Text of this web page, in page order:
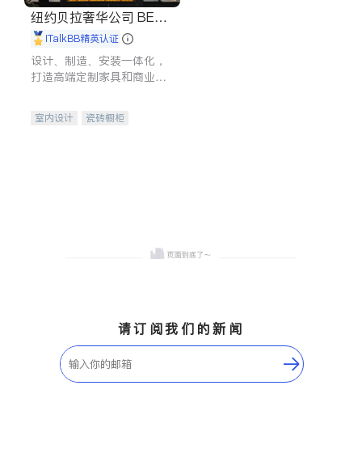
纽约贝拉奢华公司 BELL
A LUXE
iTalkBB精英认证
设计、制造、安装一体化，
打造高端定制家具和商业空
室内设计
瓷砖橱柜
请订阅我们的新闻